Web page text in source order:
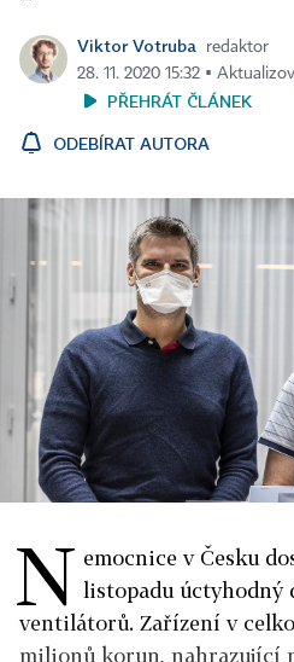
Viktor Votruba
redaktor
28. 11. 2020 15:32 ▪
PŘEHRÁT ČLÁNEK
ODEBÍRAT AUTORA
N emocnice v Česku
listopadu
ventilátorů. Zařízení v
milionů korun, nahrazující